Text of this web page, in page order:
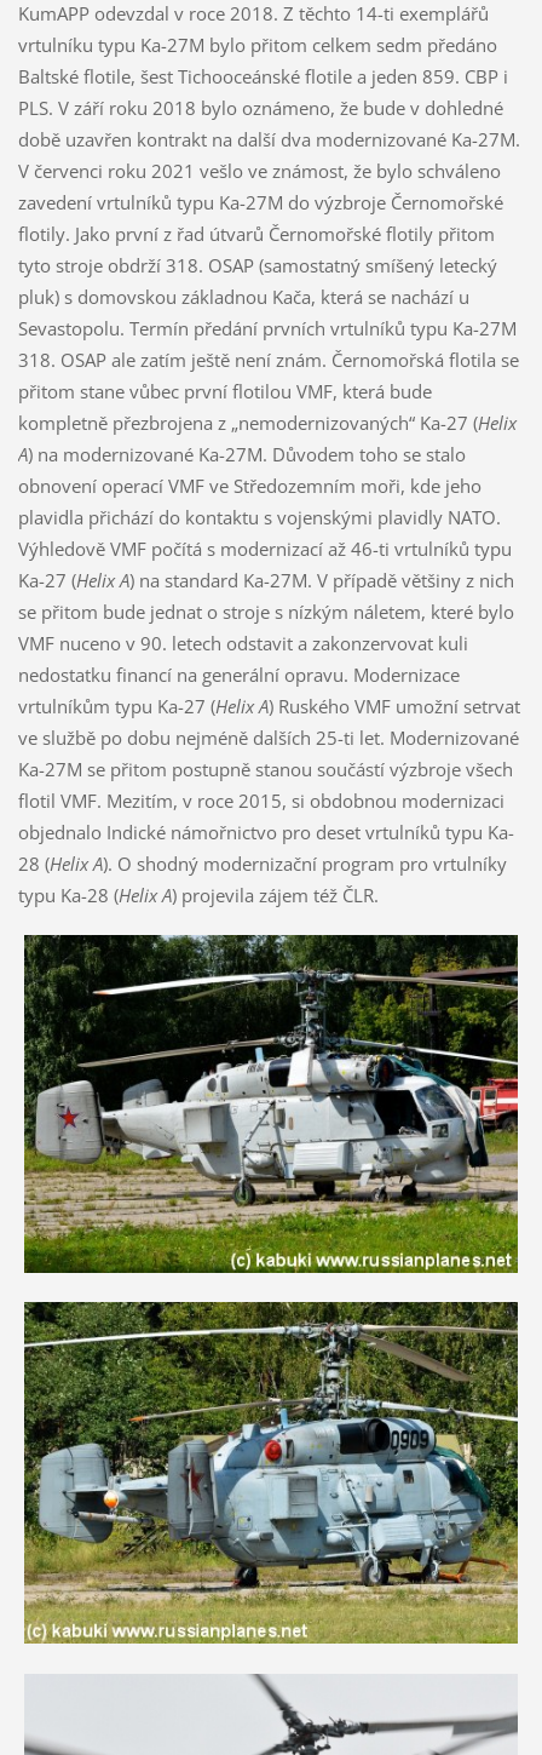
KumAPP odevzdal v roce 2018. Z těchto 14-ti exemplářů
vrtulníku typu Ka-27M bylo přitom celkem sedm předáno
Baltské flotile, šest Tichooceánské flotile a jeden 859. CBP i
PLS. V září roku 2018 bylo oznámeno, že bude v dohledné
době uzavřen kontrakt na další dva modernizované Ka-27M.
V červenci roku 2021 vešlo ve známost, že bylo schváleno
zavedení vrtulníků typu Ka-27M do výzbroje Černomořské
flotily. Jako první z řad útvarů Černomořské flotily přitom
tyto stroje obdrží 318. OSAP (samostatný smíšený letecký
pluk) s domovskou základnou Kača, která se nachází u
Sevastopolu. Termín předání prvních vrtulníků typu Ka-27M
318. OSAP ale zatím ještě není znám. Černomořská flotila se
přitom stane vůbec první flotilou VMF, která bude
kompletně přezbrojena z „nemodernizovaných“ Ka-27 (Helix
A) na modernizované Ka-27M. Důvodem toho se stalo
obnovení operací VMF ve Středozemním moři, kde jeho
plavidla přichází do kontaktu s vojenskými plavidly NATO.
Výhledově VMF počítá s modernizací až 46-ti vrtulníků typu
Ka-27 (Helix A) na standard Ka-27M. V případě většiny z nich
se přitom bude jednat o stroje s nízkým náletem, které bylo
VMF nuceno v 90. letech odstavit a zakonzervovat kuli
nedostatku financí na generální opravu. Modernizace
vrtulníkům typu Ka-27 (Helix A) Ruského VMF umožní setrvat
ve službě po dobu nejméně dalších 25-ti let. Modernizované
Ka-27M se přitom postupně stanou součástí výzbroje všech
flotil VMF. Mezitím, v roce 2015, si obdobnou modernizaci
objednalo Indické námořnictvo pro deset vrtulníků typu Ka-
28 (Helix A). O shodný modernizační program pro vrtulníky
typu Ka-28 (Helix A) projevila zájem též ČLR.